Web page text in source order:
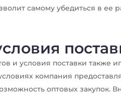
самому убедиться в ее
и условия поставки также
компания
оптовых закупок.